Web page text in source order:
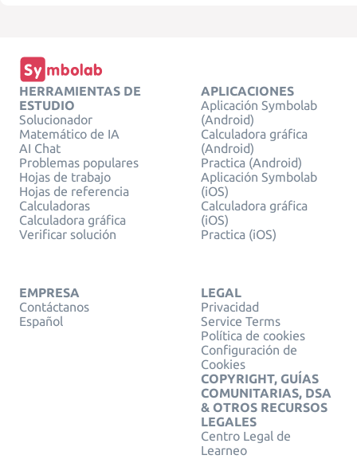
HERRAMIENTAS DE
ESTUDIO
Solucionador
Matemático de IA
AI Chat
Problemas populares
Hojas de trabajo
Hojas de referencia
Calculadoras
Calculadora gráfica
Verificar solución
APLICACIONES
Aplicación Symbolab
(Android)
Calculadora gráfica
(Android)
Practica (Android)
Aplicación Symbolab
(iOS)
Calculadora gráfica
(iOS)
Practica (iOS)
EMPRESA
Contáctanos
Español
LEGAL
Privacidad
Service Terms
Política de cookies
Configuración de
Cookies
COPYRIGHT, GUÍAS
COMUNITARIAS, DSA
& OTROS RECURSOS
LEGALES
Centro Legal de
Learneo